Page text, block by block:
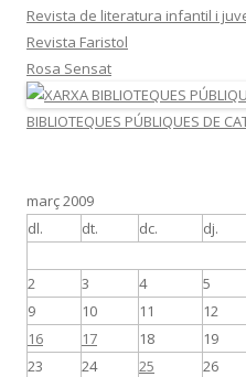
Revista de literatura infantil i
Revista Faristol
Rosa Sensat
BIBLIOTEQUES PÚBLIQUES DE
març 2009
dl.
dt. dc. dj.
2
3 4 5
9
10 11 12
16
17 18 19
23
24 25 26